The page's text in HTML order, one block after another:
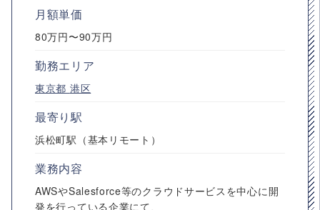
月額単価
80万円〜90万円
勤務エリア
東京都 港区
最寄り駅
浜松町駅（基本リモート）
業務内容
AWSやSalesforce等のクラウドサービスを中心に開
発を行っている企業にて、